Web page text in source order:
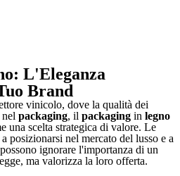
L'Eleganza
Brand
vinicolo, dove la qualità dei
packaging, il packaging in legno
una scelta strategica di valore. Le
posizionarsi nel mercato del lusso e a
ignorare l'importanza di un
ma valorizza la loro offerta.